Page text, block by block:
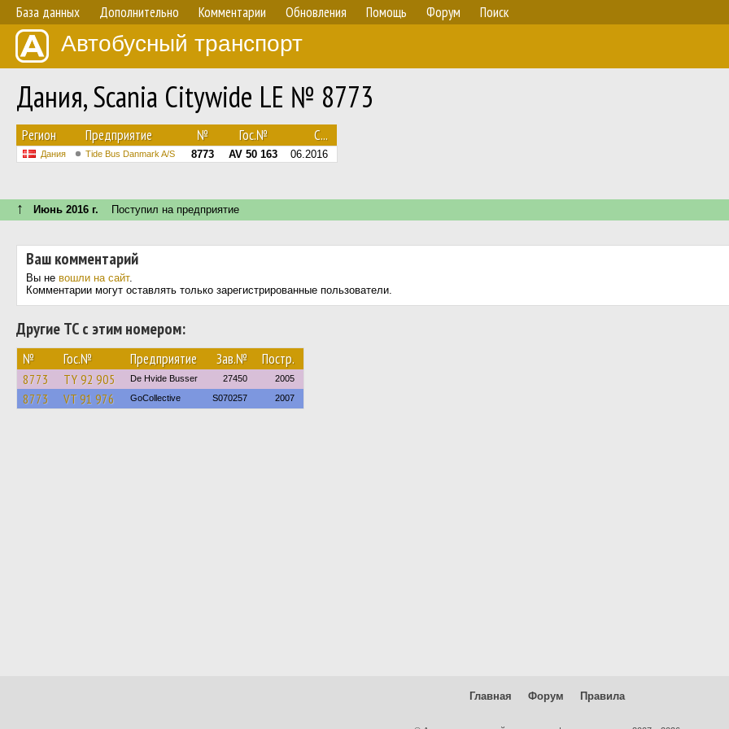
База данных Дополнительно Комментарии Обновления Помощь Форум Поиск
Автобусный транспорт
Дания, Scania Citywide LE № 8773
Регион Предприятие № Гос.№ С...
Дания Tide Bus Danmark A/S 8773 AV 50 163 06.2016
↑ Июнь 2016 г. Поступил на предприятие
Ваш комментарий
Вы не вошли на сайт.
Комментарии могут оставлять только зарегистрированные пользователи.
Другие ТС с этим номером:
№ Гос.№ Предприятие Зав.№ Постр.
8773 TY 92 905 De Hvide Busser 27450 2005
8773 VT 91 976 GoCollective S070257 2007
Главная Форум Правила